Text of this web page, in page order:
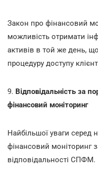
Закон про фінансовий
можливість отримати
активів в той же день,
процедуру доступу
9. Відповідальність за
фінансовий моніторинг
Найбільшої уваги серед
фінансовий моніторинг
відповідальності СПФМ.